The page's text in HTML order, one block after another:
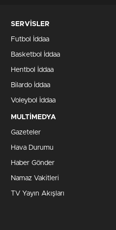
SERVİSLER
Futbol İddaa
Basketbol İddaa
Hentbol İddaa
Bilardo İddaa
Voleybol İddaa
MULTİMEDYA
Gazeteler
Hava Durumu
Haber Gönder
Namaz Vakitleri
TV Yayın Akışları